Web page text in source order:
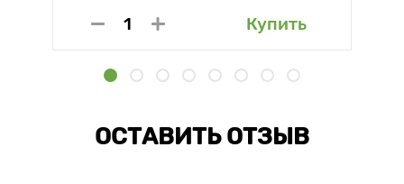
Купить
ОСТАВИТЬ ОТЗЫВ